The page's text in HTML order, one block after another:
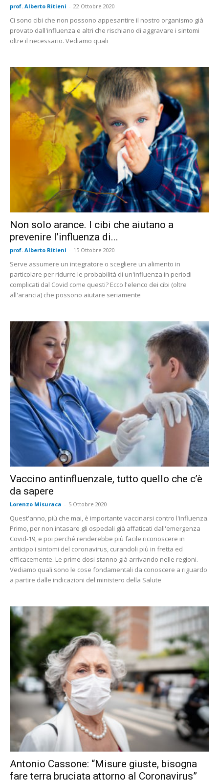
prof. Alberto Ritieni - 22 Ottobre 2020
Ci sono cibi che non possono appesantire il nostro organismo già
provato dall'influenza e altri che rischiano di aggravare i sintomi
oltre il necessario. Vediamo quali
Non solo arance. I cibi che aiutano a
prevenire l’influenza di...
prof. Alberto Ritieni - 15 Ottobre 2020
Serve assumere un integratore o scegliere un alimento in
particolare per ridurre le probabilità di un'influenza in periodi
complicati dal Covid come questi? Ecco l'elenco dei cibi (oltre
all'arancia) che possono aiutare seriamente
Vaccino antinfluenzale, tutto quello che c’è
da sapere
Lorenzo Misuraca - 5 Ottobre 2020
Quest'anno, più che mai, è importante vaccinarsi contro l'influenza.
Primo, per non intasare gli ospedali già affaticati dall'emergenza
Covid-19, e poi perché renderebbe più facile riconoscere in
anticipo i sintomi del coronavirus, curandoli più in fretta ed
efficacemente. Le prime dosi stanno già arrivando nelle regioni.
Vediamo quali sono le cose fondamentali da conoscere a riguardo
a partire dalle indicazioni del ministero della Salute
Antonio Cassone: “Misure giuste, bisogna
fare terra bruciata attorno al Coronavirus”